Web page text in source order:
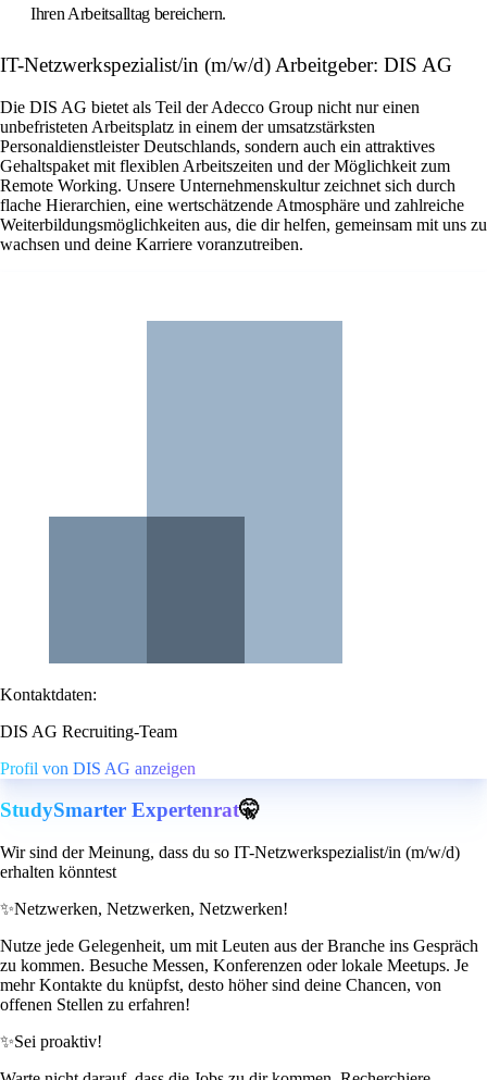
Ihren Arbeitsalltag bereichern.
IT-Netzwerkspezialist/in (m/w/d) Arbeitgeber: DIS AG
Die DIS AG bietet als Teil der Adecco Group nicht nur einen
unbefristeten Arbeitsplatz in einem der umsatzstärksten
Personaldienstleister Deutschlands, sondern auch ein attraktives
Gehaltspaket mit flexiblen Arbeitszeiten und der Möglichkeit zum
Remote Working. Unsere Unternehmenskultur zeichnet sich durch
flache Hierarchien, eine wertschätzende Atmosphäre und zahlreiche
Weiterbildungsmöglichkeiten aus, die dir helfen, gemeinsam mit uns zu
wachsen und deine Karriere voranzutreiben.
Kontaktdaten:
DIS AG Recruiting-Team
Profil von DIS AG anzeigen
StudySmarter Expertenrat🤫
Wir sind der Meinung, dass du so IT-Netzwerkspezialist/in (m/w/d)
erhalten könntest
✨Netzwerken, Netzwerken, Netzwerken!
Nutze jede Gelegenheit, um mit Leuten aus der Branche ins Gespräch
zu kommen. Besuche Messen, Konferenzen oder lokale Meetups. Je
mehr Kontakte du knüpfst, desto höher sind deine Chancen, von
offenen Stellen zu erfahren!
✨Sei proaktiv!